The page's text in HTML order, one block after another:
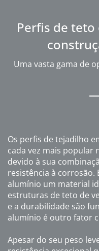
Perfis de
Uma vasta gama de
Os perfis de tejadilho
cada vez mais popular
devido à sua
resistência à corrosão.
alumínio um material
estruturas de teto de
e a durabilidade são
alumínio é outro fator
Apesar do seu peso